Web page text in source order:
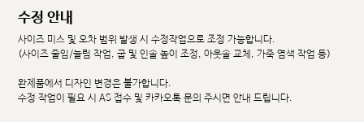
수정 안내
사이즈 미스 및 오차 범위 발생 시 수정작업으로 조정 가능합니다.
(사이즈 줄임/늘림 작업, 굽 및 인솔 높이 조정, 아웃솔 교체, 가죽 염색 작업 등)
완제품에서 디자인 변경은 불가합니다.
수정 작업이 필요 시 AS 접수 및 카카오톡 문의 주시면 안내 드립니다.